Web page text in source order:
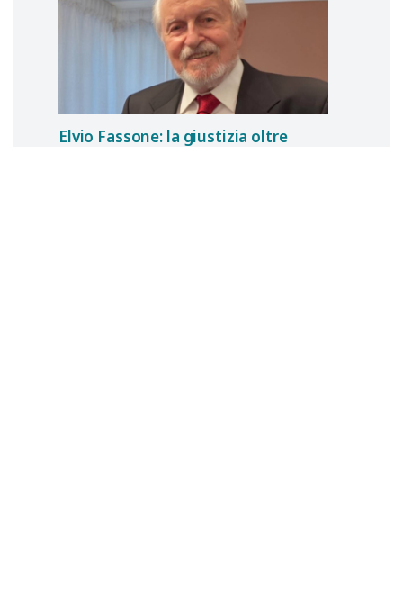
Elvio Fassone: la giustizia oltre